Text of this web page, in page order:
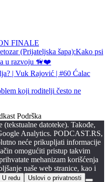
FINALE
(Prijateljska šapa):Kako psi
u razvoju 🦮❤️
| Vuk Rajović | #60 Ćalac
koji roditelji često ne
Podrška
datoteke). Takođe,
Analytics. PODCAST.RS,
neće prikupljati informacije
omogućiti pristup takvim
mehanizam korišćenja
naše web stranice, kao i
U redu Uslovi o privatnosti